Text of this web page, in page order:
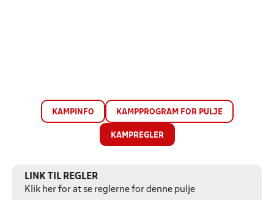
KAMPINFO KAMPPROGRAM FOR PULJE
KAMPREGLER
LINK TIL REGLER
Klik her for at se reglerne for denne pulje